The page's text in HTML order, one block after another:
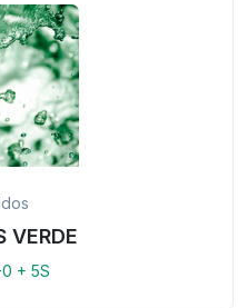
VERDE
+ 5S